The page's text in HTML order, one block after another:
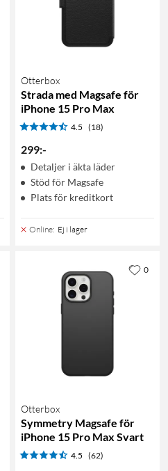
Otterbox
Strada med Magsafe för
iPhone 15 Pro Max
4.5 (18)
299:-
Detaljer i äkta läder
Stöd för Magsafe
Plats för kreditkort
Online: Ej i lager
Otterbox
Symmetry Magsafe för
iPhone 15 Pro Max Svart
4.5 (62)
0